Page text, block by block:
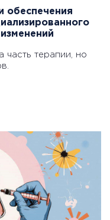
обеспечения
часть терапии, но